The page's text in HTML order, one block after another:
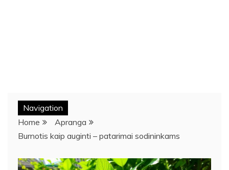
Navigation
Home
Apranga
Burnotis kaip auginti – patarimai sodininkams